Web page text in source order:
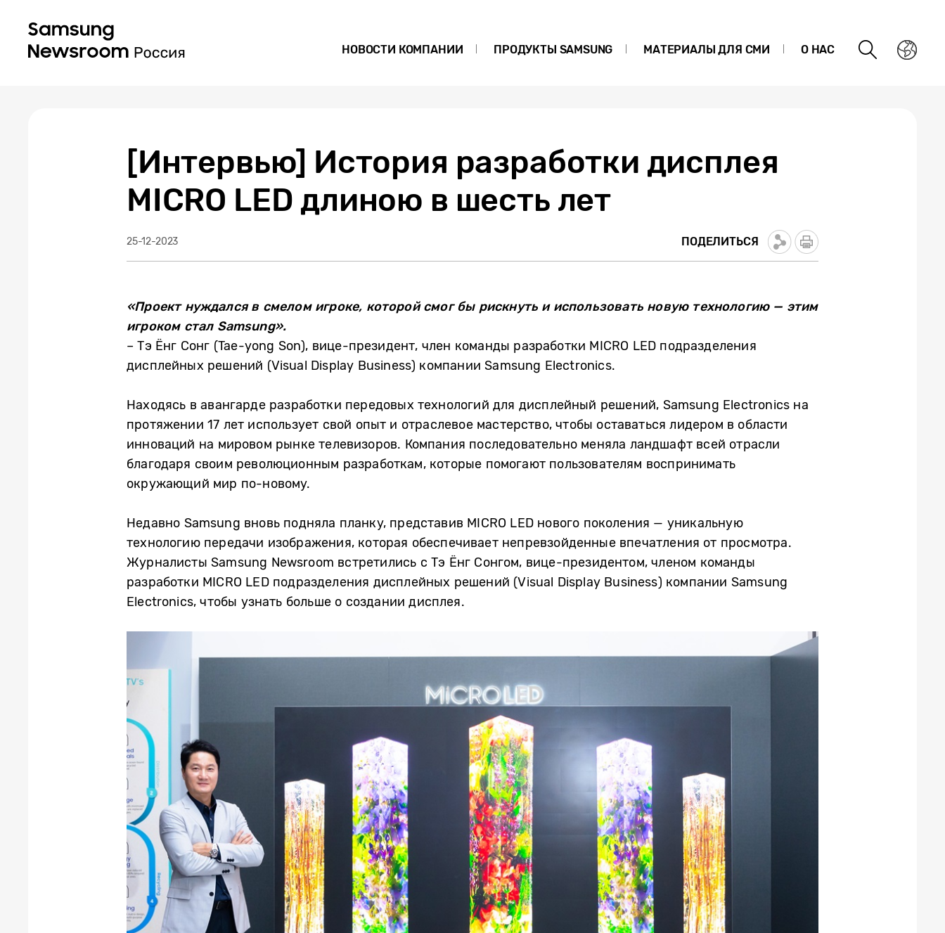
НОВОСТИ КОМПАНИИ ПРОДУКТЫ SAMSUNG МАТЕРИАЛЫ ДЛЯ СМИ О НАС
[Интервью] История разработки дисплея
MICRO LED длиною в шесть лет
25-12-2023 ПОДЕЛИТЬСЯ
«Проект нуждался в смелом игроке, которой смог бы рискнуть и использовать новую технологию — этим
игроком стал Samsung».
– Тэ Ёнг Сонг (Tae-yong Son), вице-президент, член команды разработки MICRO LED подразделения
дисплейных решений (Visual Display Business) компании Samsung Electronics.
Находясь в авангарде разработки передовых технологий для дисплейный решений, Samsung Electronics на
протяжении 17 лет использует свой опыт и отраслевое мастерство, чтобы оставаться лидером в области
инноваций на мировом рынке телевизоров. Компания последовательно меняла ландшафт всей отрасли
благодаря своим революционным разработкам, которые помогают пользователям воспринимать
окружающий мир по-новому.
Недавно Samsung вновь подняла планку, представив MICRO LED нового поколения — уникальную
технологию передачи изображения, которая обеспечивает непревзойденные впечатления от просмотра.
Журналисты Samsung Newsroom встретились с Тэ Ёнг Сонгом, вице-президентом, членом команды
разработки MICRO LED подразделения дисплейных решений (Visual Display Business) компании Samsung
Electronics, чтобы узнать больше о создании дисплея.